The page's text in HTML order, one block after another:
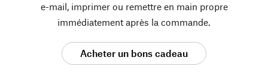
e-mail, imprimer ou remettre en main propre
immédiatement après la commande.
Acheter un bons cadeau